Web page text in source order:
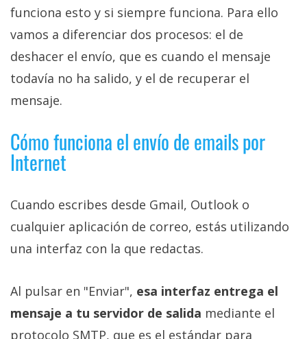
funciona esto y si siempre funciona. Para ello
vamos a diferenciar dos procesos: el de
deshacer el envío, que es cuando el mensaje
todavía no ha salido, y el de recuperar el
mensaje.
Cómo funciona el envío de emails por
Internet
Cuando escribes desde Gmail, Outlook o
cualquier aplicación de correo, estás utilizando
una interfaz con la que redactas.
Al pulsar en "Enviar", esa interfaz entrega el
mensaje a tu servidor de salida mediante el
protocolo SMTP, que es el estándar para